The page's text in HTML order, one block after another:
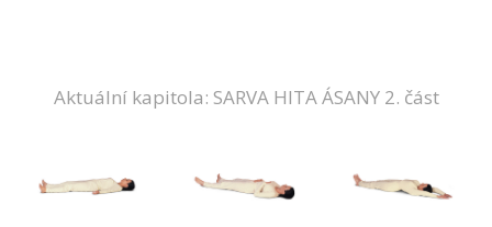
Aktuální kapitola: SARVA HITA ÁSANY 2. část